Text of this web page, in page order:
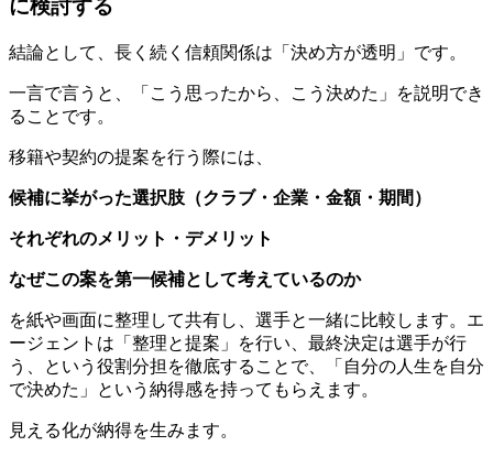
に検討する
結論として、長く続く信頼関係は「決め方が透明」です。
一言で言うと、「こう思ったから、こう決めた」を説明でき
ることです。
移籍や契約の提案を行う際には、
候補に挙がった選択肢（クラブ・企業・金額・期間）
それぞれのメリット・デメリット
なぜこの案を第一候補として考えているのか
を紙や画面に整理して共有し、選手と一緒に比較します。エ
ージェントは「整理と提案」を行い、最終決定は選手が行
う、という役割分担を徹底することで、「自分の人生を自分
で決めた」という納得感を持ってもらえます。
見える化が納得を生みます。